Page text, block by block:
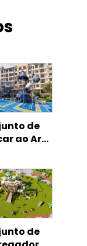
de
ao Ar
Foguete
de